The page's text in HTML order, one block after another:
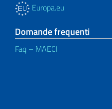
Europa.eu
Domande frequenti
Faq – MAECI